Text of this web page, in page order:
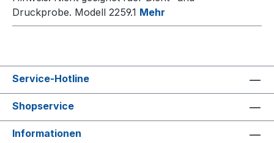
Druckprobe. Modell 2259.1 Mehr
Service-Hotline
Shopservice
Informationen